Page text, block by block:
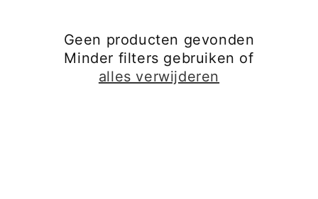
Geen producten gevonden
Minder filters gebruiken of
alles verwijderen